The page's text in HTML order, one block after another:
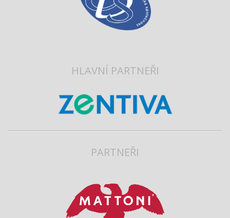
HLAVNÍ PARTNEŘI
PARTNEŘI